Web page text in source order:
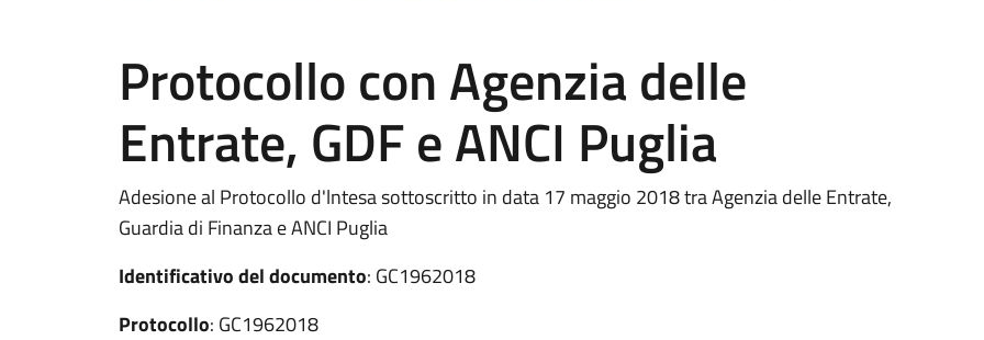
Protocollo con Agenzia delle
Entrate, GDF e ANCI Puglia
Adesione al Protocollo d'lntesa sottoscritto in data 17 maggio 2018 tra Agenzia delle Entrate,
Guardia di Finanza e ANCI Puglia
Identificativo del documento: GC1962018
Protocollo: GC1962018